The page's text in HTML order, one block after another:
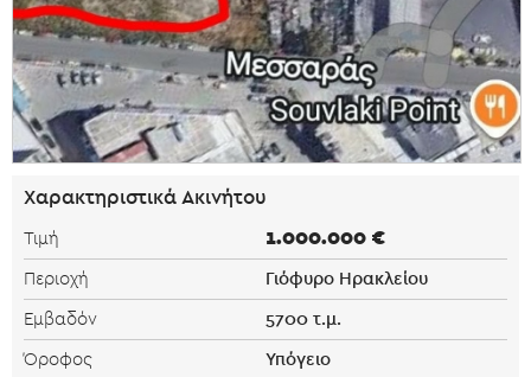
Χαρακτηριστικά Ακινήτου
Τιμή 1.000.000 €
Περιοχή Γιόφυρο Ηρακλείου
Εμβαδόν 5700 τ.μ.
Όροφος Υπόγειο